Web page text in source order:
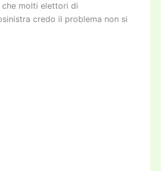
molti elettori di
credo il problema non si